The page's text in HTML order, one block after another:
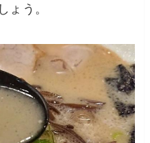
ょう。